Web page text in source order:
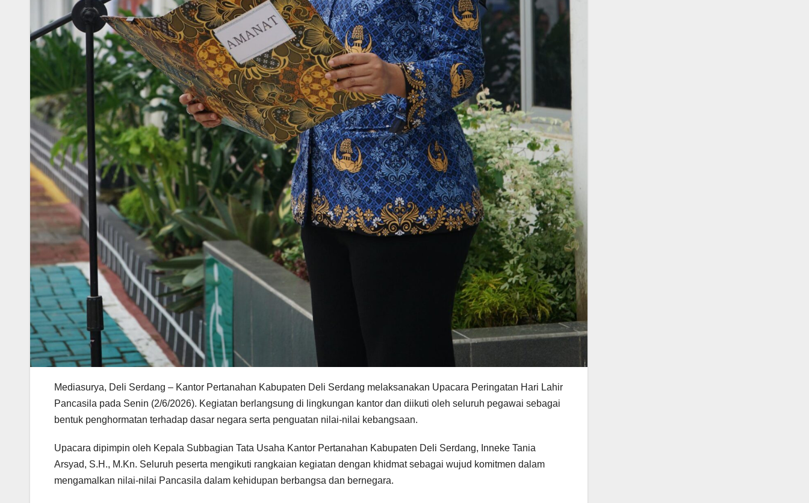
Mediasurya, Deli Serdang – Kantor Pertanahan Kabupaten Deli Serdang melaksanakan Upacara Peringatan Hari Lahir
Pancasila pada Senin (2/6/2026). Kegiatan berlangsung di lingkungan kantor dan diikuti oleh seluruh pegawai sebagai
bentuk penghormatan terhadap dasar negara serta penguatan nilai-nilai kebangsaan.
Upacara dipimpin oleh Kepala Subbagian Tata Usaha Kantor Pertanahan Kabupaten Deli Serdang, Inneke Tania
Arsyad, S.H., M.Kn. Seluruh peserta mengikuti rangkaian kegiatan dengan khidmat sebagai wujud komitmen dalam
mengamalkan nilai-nilai Pancasila dalam kehidupan berbangsa dan bernegara.